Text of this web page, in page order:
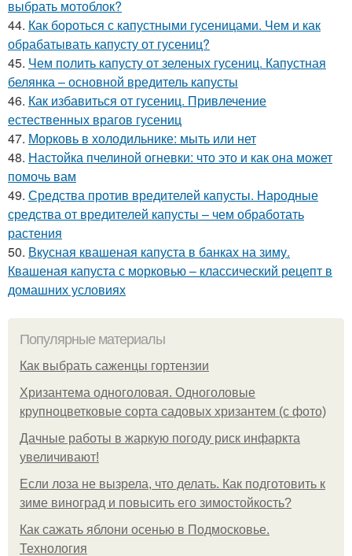
выбрать мотоблок?
44. Как бороться с капустными гусеницами. Чем и как
обрабатывать капусту от гусениц?
45. Чем полить капусту от зеленых гусениц. Капустная
белянка – основной вредитель капусты
46. Как избавиться от гусениц. Привлечение
естественных врагов гусениц
47. Морковь в холодильнике: мыть или нет
48. Настойка пчелиной огневки: что это и как она может
помочь вам
49. Средства против вредителей капусты. Народные
средства от вредителей капусты – чем обработать
растения
50. Вкусная квашеная капуста в банках на зиму.
Квашеная капуста с морковью – классический рецепт в
домашних условиях
Популярные материалы
Как выбрать саженцы гортензии
Хризантема одноголовая. Одноголовые
крупноцветковые сорта садовых хризантем (с фото)
Дачные работы в жаркую погоду риск инфаркта
увеличивают!
Если лоза не вызрела, что делать. Как подготовить к
зиме виноград и повысить его зимостойкость?
Как сажать яблони осенью в Подмосковье.
Технология